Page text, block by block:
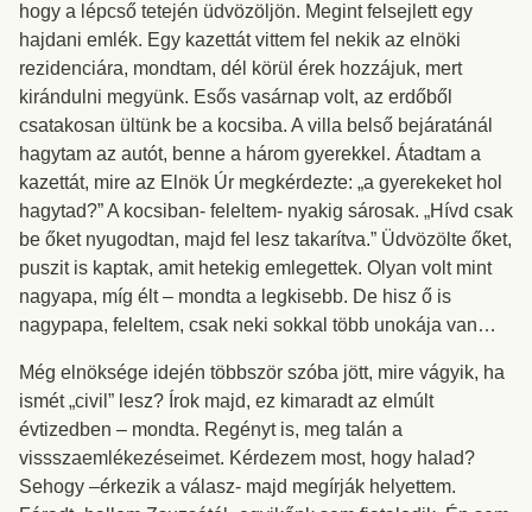
hogy a lépcső tetején üdvözöljön. Megint felsejlett egy
hajdani emlék. Egy kazettát vittem fel nekik az elnöki
rezidenciára, mondtam, dél körül érek hozzájuk, mert
kirándulni megyünk. Esős vasárnap volt, az erdőből
csatakosan ültünk be a kocsiba. A villa belső bejáratánál
hagytam az autót, benne a három gyerekkel. Átadtam a
kazettát, mire az Elnök Úr megkérdezte: „a gyerekeket hol
hagytad?” A kocsiban- feleltem- nyakig sárosak. „Hívd csak
be őket nyugodtan, majd fel lesz takarítva.” Üdvözölte őket,
puszit is kaptak, amit hetekig emlegettek. Olyan volt mint
nagyapa, míg élt – mondta a legkisebb. De hisz ő is
nagypapa, feleltem, csak neki sokkal több unokája van…
Még elnöksége idején többször szóba jött, mire vágyik, ha
ismét „civil” lesz? Írok majd, ez kimaradt az elmúlt
évtizedben – mondta. Regényt is, meg talán a
vissszaemlékezéseimet. Kérdezem most, hogy halad?
Sehogy –érkezik a válasz- majd megírják helyettem.